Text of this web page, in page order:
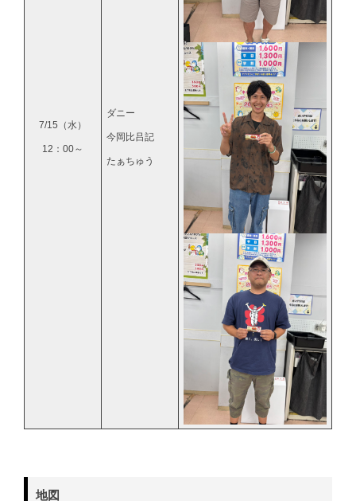
7/15（水）
12：00～
ダニー
今岡比吕記
たぁちゅう
地図